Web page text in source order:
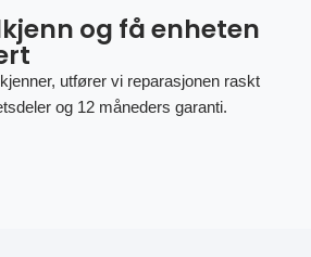
og få enheten
utfører vi reparasjonen raskt
og 12 måneders garanti.